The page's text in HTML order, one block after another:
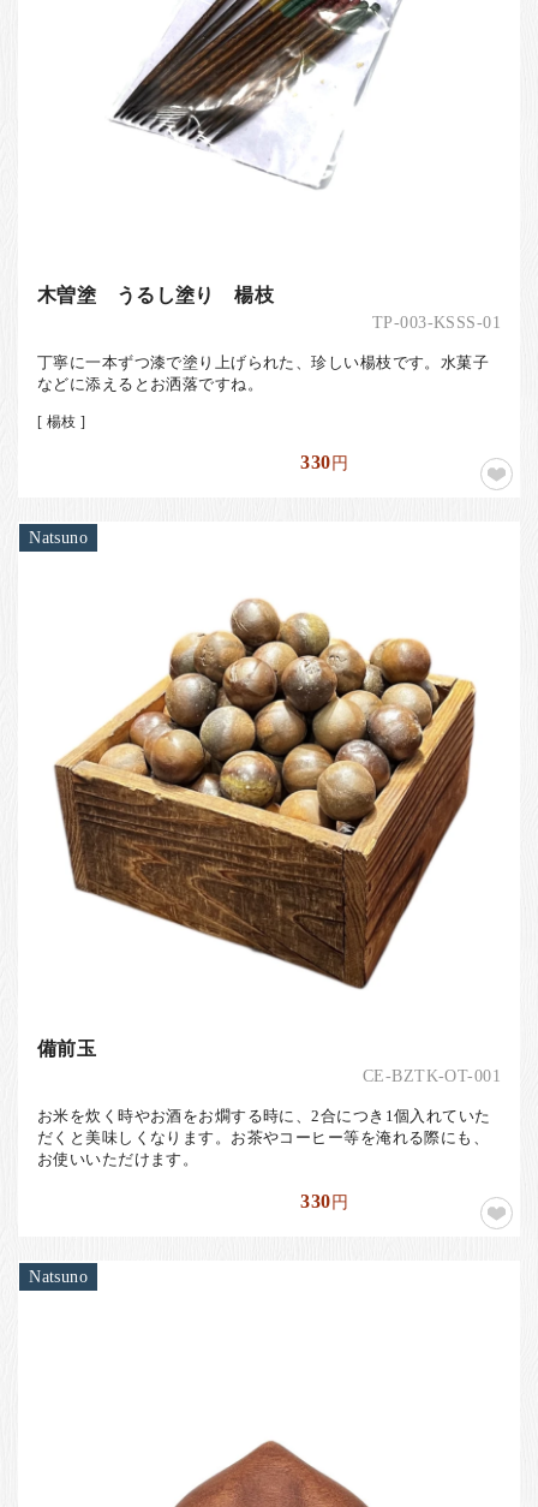
木曽塗 うるし塗り 楊枝
TP-003-KSSS-01
丁寧に一本ずつ漆で塗り上げられた、珍しい楊枝です。水菓子
などに添えるとお洒落ですね。
[ 楊枝 ]
330円
Natsuno
備前玉
CE-BZTK-OT-001
お米を炊く時やお酒をお燗する時に、2合につき1個入れていた
だくと美味しくなります。お茶やコーヒー等を淹れる際にも、
お使いいただけます。
330円
Natsuno